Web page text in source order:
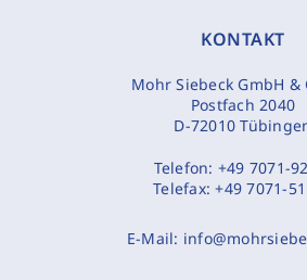
KONTAKT
Mohr Siebeck GmbH &
Postfach 2040
D-72010
Telefon: +49 7071-
Telefax:+49 7071-
E-Mail: